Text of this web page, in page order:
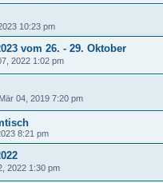
10:23 pm
vom 26. - 29. Oktober
2022 1:02 pm
04, 2019 7:20 pm
8:21 pm
2022 1:30 pm